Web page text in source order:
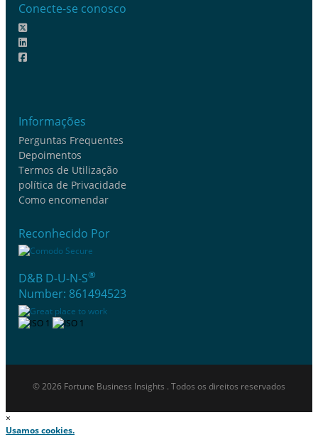
Conecte-se conosco
Informações
Perguntas Frequentes
Depoimentos
Termos de Utilização
política de Privacidade
Como encomendar
Reconhecido Por
D&B D-U-N-S®
Number: 861494523
© 2026 Fortune Business Insights . Todos os direitos reservados
×
Usamos cookies.